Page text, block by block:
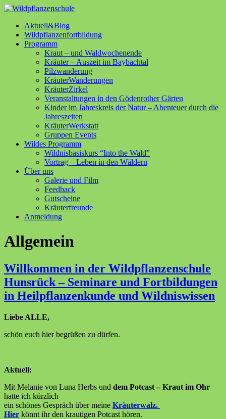
Aktuell&Blog
Wildpflanzenfortbildung
Programm
Kraut – und Waldwochenende
Kräuter – Auszeit im Baybachtal
Pilzwanderung
KräuterWanderungen
KräuterZirkel
Veranstaltungen in den Gödenrother Gärten
Kinder im Jahreskreis der Natur – Abenteuer durch die
Jahreszeiten
KräuterWerkstatt
Gruppen Events
Wildes Programm
Wildnisbasiskurs “Into the Wald”
Vortrag – Leben in den Wäldern
Über uns
Galerie und Film
Feedback
Gutscheine
Kräuterfreunde
Anmeldung
Allgemein
Willkommen in der Wildpflanzenschule
Hunsrück – Seminare und Fortbildungen
in Heilpflanzenkunde und Wildniswissen
Liebe ALLE,
schön euch hier begrüßen zu dürfen.
Aktuell:
Mit Melanie von Luna Herbs und dem Potcast – Kraut im Ohr
hatte ich kürzlich
ein schönes Gespräch über meine Kräuterwalz.
Hier könnt ihr den krautigen Potcast hören.